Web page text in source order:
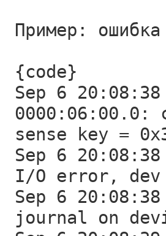
Пример:
{code}
Sep 6
0000:06:00.0:
sense key =
Sep 6
I/O error, dev
Sep 6
journal on